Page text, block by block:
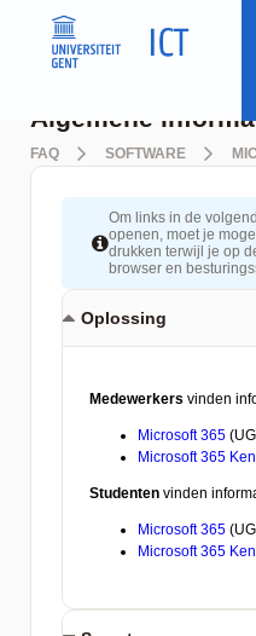
FAQ SOFTWARE
Om links in de
openen, moet je
drukken terwijl je op
browser en
Oplossing